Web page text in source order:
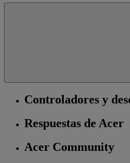
Controladores y
Respuestas de Acer
Acer Community